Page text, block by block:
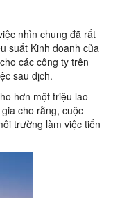
nhìn chung đã rất
suất Kinh doanh của
các công ty trên
sau dịch.
hơn một triệu lao
cho rằng, cuộc
trường làm việc tiến